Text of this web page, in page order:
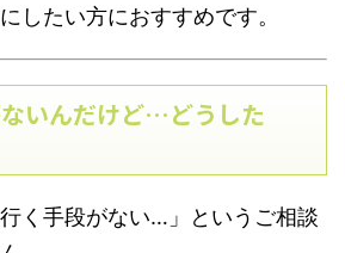
したい方におすすめです。
いんだけど…どうした
行く手段がない…」というご相談